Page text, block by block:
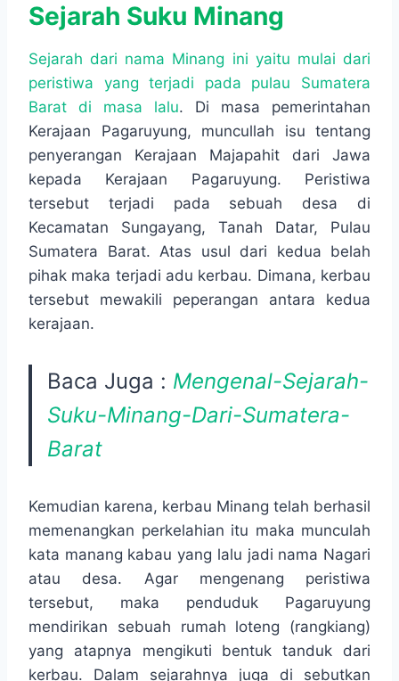
Sejarah Suku Minang
Sejarah dari nama Minang ini yaitu mulai dari
peristiwa yang terjadi pada pulau Sumatera
Barat di masa lalu. Di masa pemerintahan
Kerajaan Pagaruyung, muncullah isu tentang
penyerangan Kerajaan Majapahit dari Jawa
kepada Kerajaan Pagaruyung. Peristiwa
tersebut terjadi pada sebuah desa di
Kecamatan Sungayang, Tanah Datar, Pulau
Sumatera Barat. Atas usul dari kedua belah
pihak maka terjadi adu kerbau. Dimana, kerbau
tersebut mewakili peperangan antara kedua
kerajaan.
Baca Juga : Mengenal-Sejarah-
Suku-Minang-Dari-Sumatera-
Barat
Kemudian karena, kerbau Minang telah berhasil
memenangkan perkelahian itu maka munculah
kata manang kabau yang lalu jadi nama Nagari
atau desa. Agar mengenang peristiwa
tersebut, maka penduduk Pagaruyung
mendirikan sebuah rumah loteng (rangkiang)
yang atapnya mengikuti bentuk tanduk dari
kerbau. Dalam sejarahnya juga di sebutkan